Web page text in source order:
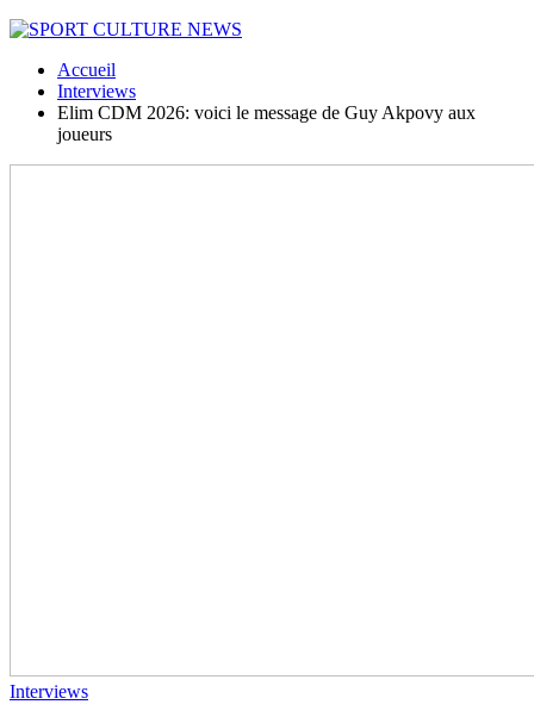
Accueil
Interviews
Elim CDM 2026: voici le message de Guy Akpovy aux
joueurs
Interviews